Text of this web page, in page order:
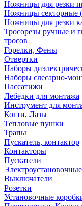
Ножницы для резки
Ножницы
Ножницы для резки
Тросорезы ручные и
тросов
Горелки, Фены
Отвертки
Наборы
Наборы слесарно-
Пассатижи
Лебедки для монтажа
Инструмент для
Когти, Лазы
Тепловые пушки
Трапы
Пускатель, контактор
Контакторы
Пускатели
Выключатели
Розетки
Установочные